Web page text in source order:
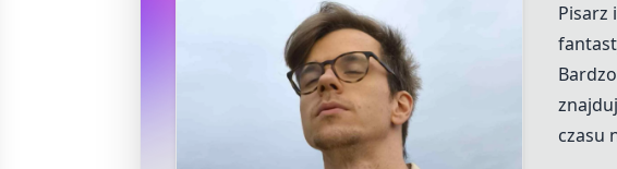
Pisarz
czasu